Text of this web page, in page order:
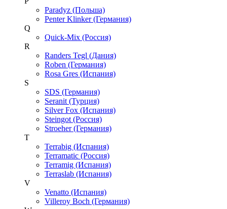
Paradyz (Польша)
Penter Klinker (Германия)
Q
Quick-Mix (Россия)
R
Randers Tegl (Дания)
Roben (Германия)
Rosa Gres (Испания)
S
SDS (Германия)
Seranit (Турция)
Silver Fox (Испания)
Steingot (Россия)
Stroeher (Германия)
T
Terrabig (Испания)
Terramatic (Россия)
Terramig (Испания)
Terraslab (Испания)
V
Venatto (Испания)
Villeroy Boch (Германия)